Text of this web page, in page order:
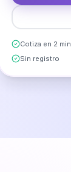
Cotiza en 2 min
Sin registro